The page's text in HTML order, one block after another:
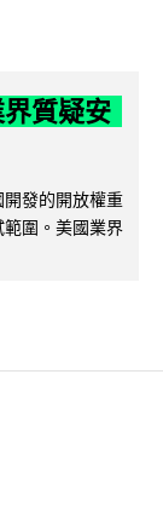
質疑安
發的開放權重
圍。美國業界